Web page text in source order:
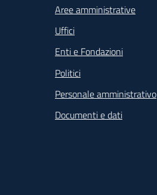
Aree amministrative
Uffici
Enti e Fondazioni
Politici
Personale amministrativo
Documenti e dati